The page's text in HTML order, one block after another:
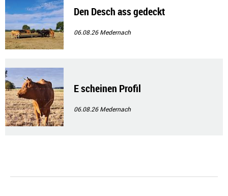
Den Desch ass gedeckt
06.08.26Medernach
E scheinen Profil
06.08.26Medernach